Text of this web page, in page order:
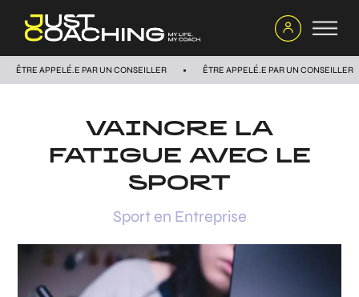
ÊTRE APPELÉ.E PAR UN CONSEILLER ÊTRE APPELÉ.E PAR UN CONSEILLER
VAINCRE LA
FATIGUE AVEC LE
SPORT
Sport en Entreprise